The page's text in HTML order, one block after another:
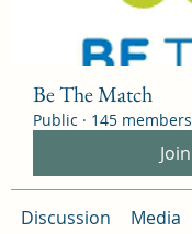
Be The Match
Public · 145 members
Join
Discussion Media